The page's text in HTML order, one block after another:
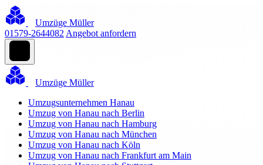
Umzüge Müller
01579-2644082 Angebot anfordern
Umzüge Müller
Umzugsunternehmen Hanau
Umzug von Hanau nach Berlin
Umzug von Hanau nach Hamburg
Umzug von Hanau nach München
Umzug von Hanau nach Köln
Umzug von Hanau nach Frankfurt am Main